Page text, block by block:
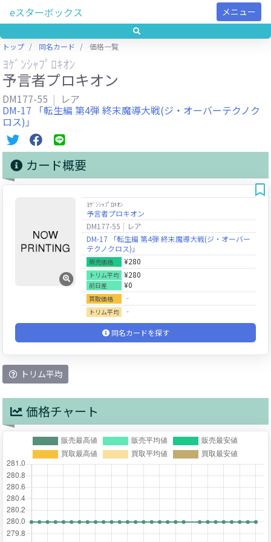
eスターボックス メニュー
トップ 同名カード 価格一覧
ﾖｹﾞﾝｼｬﾌﾟﾛｷｵﾝ
予言者プロキオン
DM177-55 レア
DM-17 「転生編 第4弾 終末魔導大戦(ジ・オーバーテクノク
ロス)」
カード概要
ﾖｹﾞﾝｼｬﾌﾟﾛｷｵﾝ
予言者プロキオン
DM177-55
レア
DM-17 「転生編 第4弾 終末魔導大戦(ジ・オーバー
テクノクロス)」
販売価格 ¥280
トリム平均 ¥280
前日差 ¥0
買取価格 ‐
トリム平均 ‐
同名カードを探す
トリム平均
価格チャート